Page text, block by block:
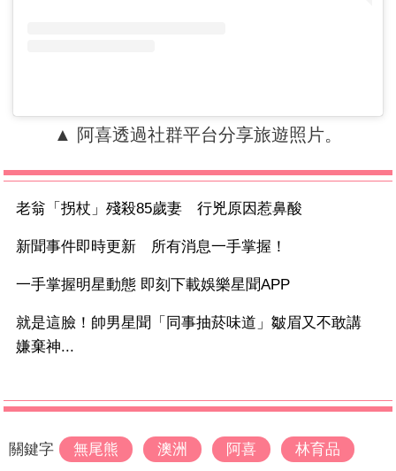
▲ 阿喜透過社群平台分享旅遊照片。
老翁「拐杖」殘殺85歲妻 行兇原因惹鼻酸
新聞事件即時更新 所有消息一手掌握！
一手掌握明星動態 即刻下載娛樂星聞APP
就是這臉！帥男星聞「同事抽菸味道」皺眉又不敢講
嫌棄神...
關鍵字 無尾熊 澳洲 阿喜 林育品